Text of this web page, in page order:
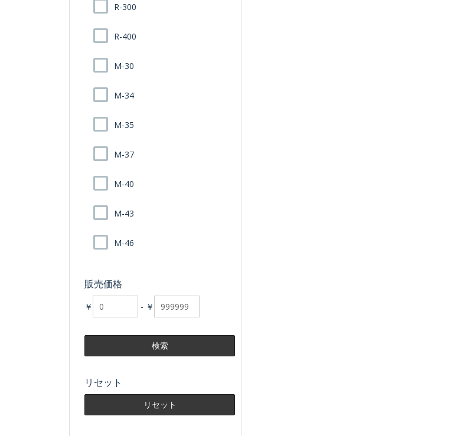
R-300
R-400
M-30
M-34
M-35
M-37
M-40
M-43
M-46
販売価格
￥ - ￥
リセット